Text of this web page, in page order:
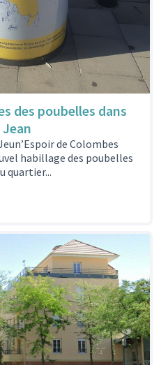
des poubelles dans
de Colombes
habillage des poubelles
quartier...